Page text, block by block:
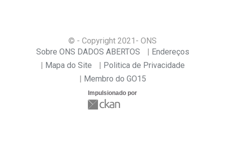
© - Copyright 2021 - ONS
Sobre ONS DADOS ABERTOS
Endereços
Mapa do Site
Politica de Privacidade
Membro do GO15
Impulsionado por